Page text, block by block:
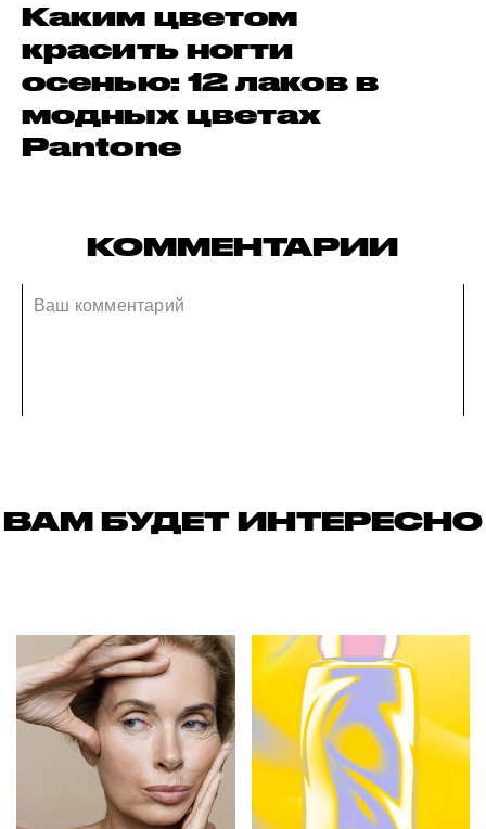
Каким цветом
красить ногти
осенью: 12 лаков в
модных цветах
Pantone
КОММЕНТАРИИ
ВАМ БУДЕТ ИНТЕРЕСНО